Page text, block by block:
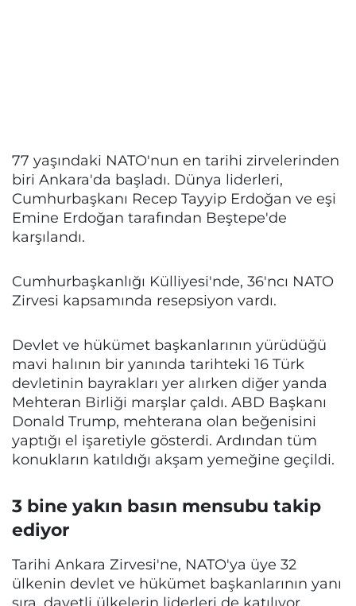
77 yaşındaki NATO'nun en tarihi zirvelerinden
biri Ankara'da başladı. Dünya liderleri,
Cumhurbaşkanı Recep Tayyip Erdoğan ve eşi
Emine Erdoğan tarafından Beştepe'de
karşılandı.
Cumhurbaşkanlığı Külliyesi'nde, 36'ncı NATO
Zirvesi kapsamında resepsiyon vardı.
Devlet ve hükümet başkanlarının yürüdüğü
mavi halının bir yanında tarihteki 16 Türk
devletinin bayrakları yer alırken diğer yanda
Mehteran Birliği marşlar çaldı. ABD Başkanı
Donald Trump, mehterana olan beğenisini
yaptığı el işaretiyle gösterdi. Ardından tüm
konukların katıldığı akşam yemeğine geçildi.
3 bine yakın basın mensubu takip
ediyor
Tarihi Ankara Zirvesi'ne, NATO'ya üye 32
ülkenin devlet ve hükümet başkanlarının yanı
sıra, davetli ülkelerin liderleri de katılıyor.